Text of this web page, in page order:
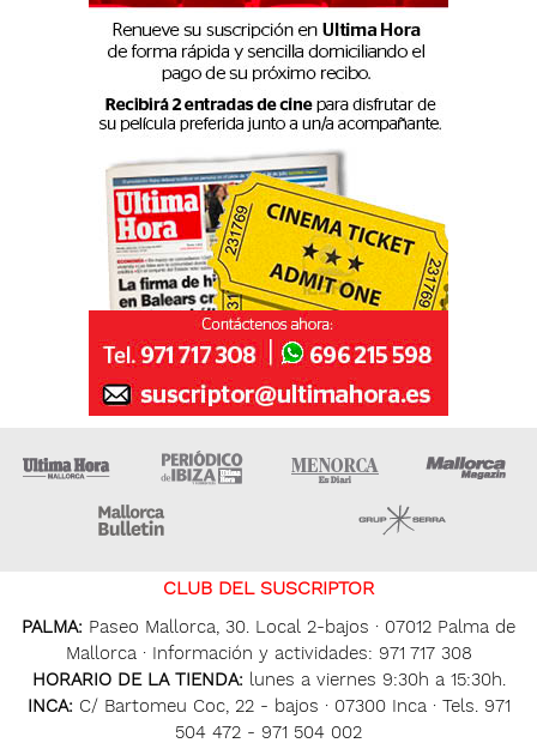
Ultima Hora Ultima hora Ibiza Menorca • Es Diari
CLUB DEL SUSCRIPTOR
PALMA: Paseo Mallorca, 30. Local 2-bajos · 07012 Palma de
Mallorca · Información y actividades: 971 717 308
HORARIO DE LA TIENDA: lunes a viernes 9:30h a 15:30h.
INCA: C/ Bartomeu Coc, 22 - bajos · 07300 Inca · Tels. 971
504 472 - 971 504 002